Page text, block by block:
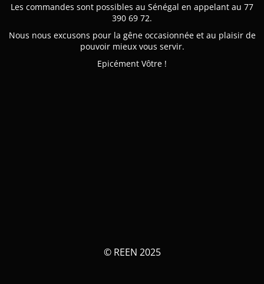
Les commandes sont possibles au Sénégal en appelant au 77
390 69 72.
Nous nous excusons pour la gêne occasionnée et au plaisir de
pouvoir mieux vous servir.
Epicément Vôtre !
© REEN 2025